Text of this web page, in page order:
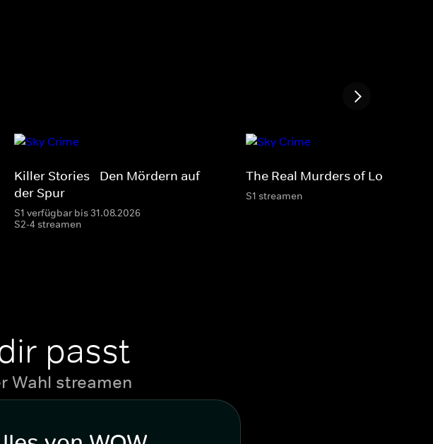
Killer Stories - Den Mördern auf
der Spur
S1 verfügbar bis 31.08.2026
S2-4 streamen
The Real Murders of Los
S1 streamen
passt
Wahl streamen